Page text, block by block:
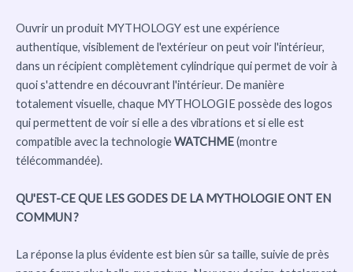
Ouvrir un produit MYTHOLOGY est une expérience
authentique, visiblement de l'extérieur on peut voir l'intérieur,
dans un récipient complètement cylindrique qui permet de voir à
quoi s'attendre en découvrant l'intérieur. De manière
totalement visuelle, chaque MYTHOLOGIE possède des logos
qui permettent de voir si elle a des vibrations et si elle est
compatible avec la technologieWATCHME(montre
télécommandée).
QU'EST-CE QUE LES GODES DE LA MYTHOLOGIE ONT EN
COMMUN ?
La réponse la plus évidente est bien sûr sa taille, suivie de près